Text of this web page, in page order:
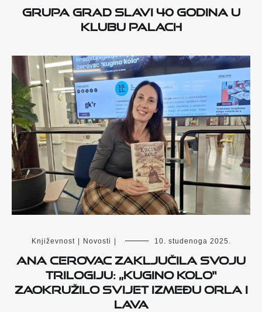
GRUPA GRAD SLAVI 40 GODINA U
KLUBU PALACH
Književnost Novosti 10. studenoga 2025.
Ana Cerovac zaključila svoju
trilogiju: „Kugino kolo“
zaokružilo svijet između orla i
lava